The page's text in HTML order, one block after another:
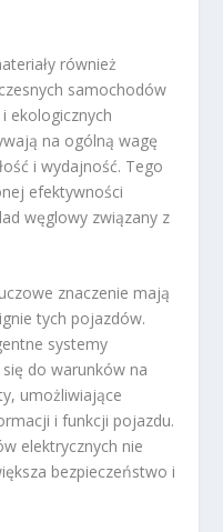
również
samochodów
ekologicznych
na ogólną wagę
i wydajność. Tego
efektywności
węglowy związany z
znaczenie mają
tych pojazdów.
systemy
do warunków na
umożliwiające
i funkcji pojazdu.
elektrycznych nie
bezpieczeństwo i